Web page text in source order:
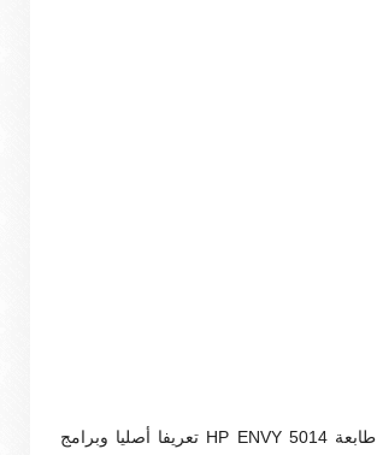
تحميل تعريف طابعة HP ENVY 5014 تعريفا أصليا وبرامج